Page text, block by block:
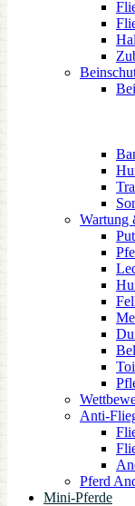
Wartung
Anti-
Pferd
Mini-Pferde